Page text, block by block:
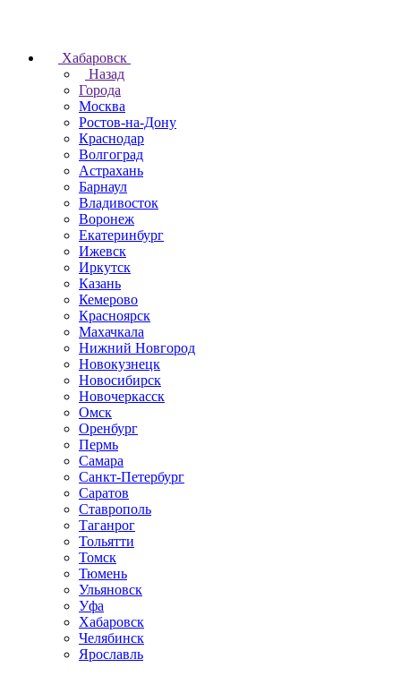
Хабаровск
Назад
Города
Москва
Ростов-на-Дону
Краснодар
Волгоград
Астрахань
Барнаул
Владивосток
Воронеж
Екатеринбург
Ижевск
Иркутск
Казань
Кемерово
Красноярск
Махачкала
Нижний Новгород
Новокузнецк
Новосибирск
Новочеркаcск
Омск
Оренбург
Пермь
Самара
Санкт-Петербург
Саратов
Ставрополь
Таганрог
Тольятти
Томск
Тюмень
Ульяновск
Уфа
Хабаровск
Челябинск
Ярославль